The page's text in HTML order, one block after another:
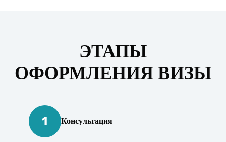
ЭТАПЫ
ОФОРМЛЕНИЯ ВИЗЫ
Консультация